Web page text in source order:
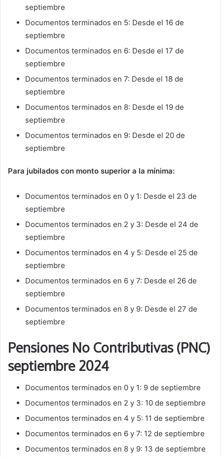
septiembre
Documentos terminados en 5: Desde el 16 de
septiembre
Documentos terminados en 6: Desde el 17 de
septiembre
Documentos terminados en 7: Desde el 18 de
septiembre
Documentos terminados en 8: Desde el 19 de
septiembre
Documentos terminados en 9: Desde el 20 de
septiembre
Para jubilados con monto superior a la mínima:
Documentos terminados en 0 y 1: Desde el 23 de
septiembre
Documentos terminados en 2 y 3: Desde el 24 de
septiembre
Documentos terminados en 4 y 5: Desde el 25 de
septiembre
Documentos terminados en 6 y 7: Desde el 26 de
septiembre
Documentos terminados en 8 y 9: Desde el 27 de
septiembre
Pensiones No Contributivas (PNC)
septiembre 2024
Documentos terminados en 0 y 1: 9 de septiembre
Documentos terminados en 2 y 3: 10 de septiembre
Documentos terminados en 4 y 5: 11 de septiembre
Documentos terminados en 6 y 7: 12 de septiembre
Documentos terminados en 8 y 9: 13 de septiembre